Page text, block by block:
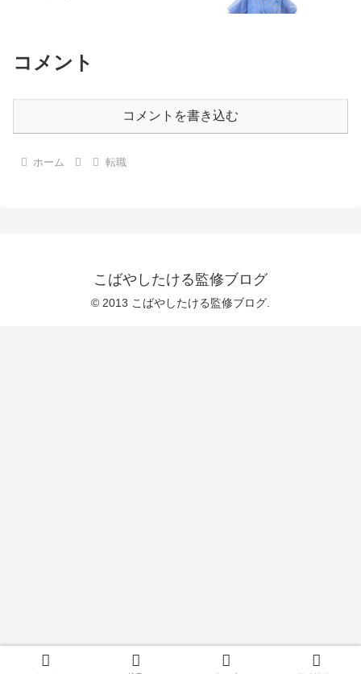
コメント
コメントを書き込む
ホーム 転職
こばやしたける監修ブログ
© 2013 こばやしたける監修ブログ.